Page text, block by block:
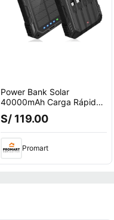
Power Bank Solar
40000mAh Carga Rápida
22.5W Inalámbrico
Resistente IP65 Negro
S/ 119.00
Promart